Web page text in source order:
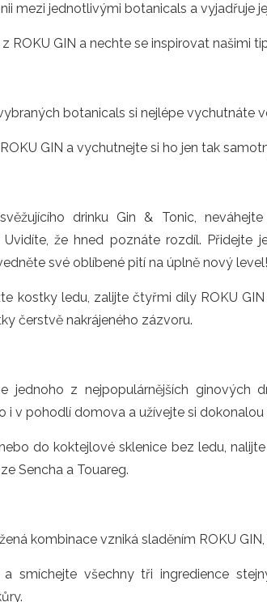
mezi jednotlivými botanicals a vyjadřuje
ROKU GIN a nechte se inspirovat našimi
botanicals si nejlépe vychutnáte
GIN a vychutnejte si ho jen tak
drinku Gin & Tonic,
Uvidíte, že hned poznáte rozdíl. Přidejte
své oblíbené pití na úplně nový level!
kostky ledu, zalijte čtyřmi díly ROKU
čerstvě nakrájeného zázvoru.
jednoho z nejpopulárnějších ginových
i v pohodlí domova a užívejte si dokonalou
do koktejlové sklenice bez ledu,
Sencha a Touareg.
kombinace vzniká sladěním ROKU
smíchejte všechny tři ingredience